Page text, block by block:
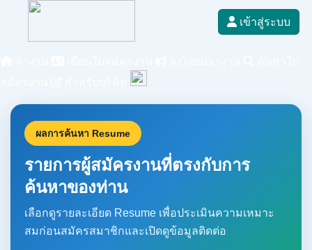
เข้าสู่ระบบ
ผลการค้นหา Resume
รายการผู้สมัครงานที่ตรงกับการ
ค้นหาของท่าน
เลือกดูรายละเอียด Resume เพื่อประเมินความเหมาะ
สมก่อนสมัครสมาชิกและเปิดดูข้อมูลติดต่อ